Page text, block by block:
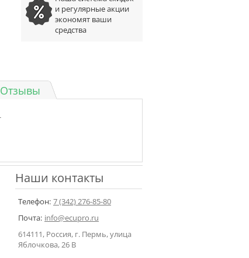
и регулярные акции
экономят ваши
средства
Отзывы
Наши контакты
Телефон: 7 (342) 276-85-80
Почта: info@ecupro.ru
614111, Россия, г. Пермь, улица
Яблочкова, 26 В